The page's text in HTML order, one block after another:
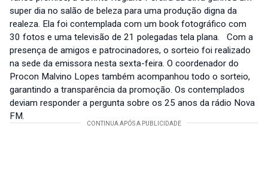
super dia no salão de beleza para uma produção digna da
realeza. Ela foi contemplada com um book fotográfico com
30 fotos e uma televisão de 21 polegadas tela plana. Com a
presença de amigos e patrocinadores, o sorteio foi realizado
na sede da emissora nesta sexta-feira. O coordenador do
Procon Malvino Lopes também acompanhou todo o sorteio,
garantindo a transparência da promoção. Os contemplados
deviam responder a pergunta sobre os 25 anos da rádio Nova
FM.